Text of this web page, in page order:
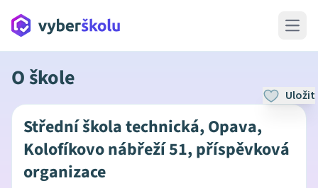
Open
O škole
Uložit
Střední škola technická, Opava,
Kolofíkovo nábřeží 51, příspěvková
organizace